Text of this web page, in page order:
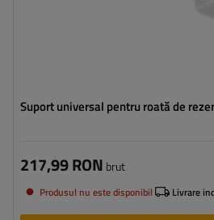
Suport universal pentru roată de
217,99 RON brut
Produsul nu este disponibil Livrare